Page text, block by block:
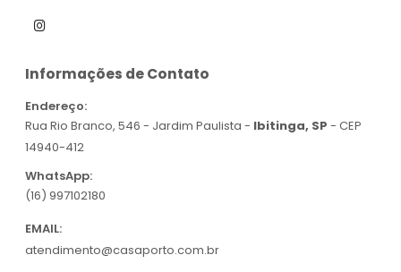
Informações de Contato
Endereço:
Rua Rio Branco, 546 - Jardim Paulista - Ibitinga, SP - CEP
14940-412
WhatsApp:
(16) 997102180
EMAIL:
atendimento@casaporto.com.br